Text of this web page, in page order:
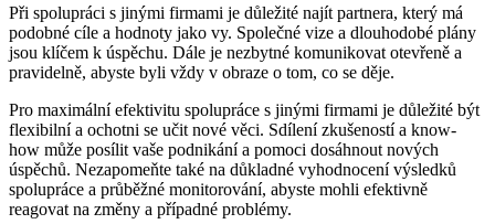
Při spolupráci s jinými firmami je důležité najít partnera, který má
podobné cíle a hodnoty jako vy. Společné vize a dlouhodobé plány
jsou klíčem k úspěchu. Dále je nezbytné komunikovat otevřeně a
pravidelně, abyste byli vždy v obraze o tom, co se děje.
Pro maximální efektivitu spolupráce s jinými firmami je důležité být
flexibilní a ochotni se učit nové věci. Sdílení zkušeností a know-
how může posílit vaše podnikání a pomoci dosáhnout nových
úspěchů. Nezapomeňte také na důkladné vyhodnocení výsledků
spolupráce a průběžné monitorování, abyste mohli efektivně
reagovat na změny a případné problémy.